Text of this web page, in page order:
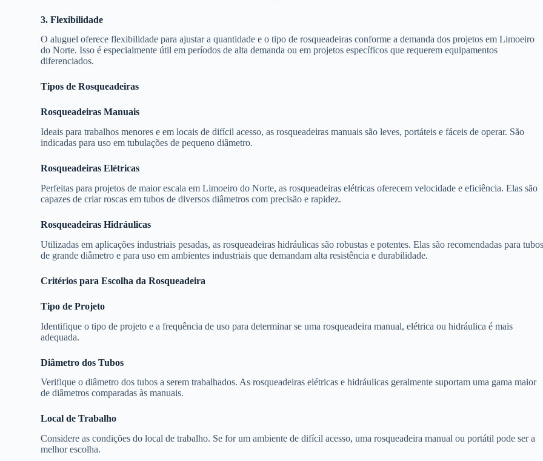
3. Flexibilidade
O aluguel oferece flexibilidade para ajustar a quantidade e o tipo de rosqueadeiras conforme a demanda dos projetos em Limoeiro
do Norte. Isso é especialmente útil em períodos de alta demanda ou em projetos específicos que requerem equipamentos
diferenciados.
Tipos de Rosqueadeiras
Rosqueadeiras Manuais
Ideais para trabalhos menores e em locais de difícil acesso, as rosqueadeiras manuais são leves, portáteis e fáceis de operar. São
indicadas para uso em tubulações de pequeno diâmetro.
Rosqueadeiras Elétricas
Perfeitas para projetos de maior escala em Limoeiro do Norte, as rosqueadeiras elétricas oferecem velocidade e eficiência. Elas são
capazes de criar roscas em tubos de diversos diâmetros com precisão e rapidez.
Rosqueadeiras Hidráulicas
Utilizadas em aplicações industriais pesadas, as rosqueadeiras hidráulicas são robustas e potentes. Elas são recomendadas para
de grande diâmetro e para uso em ambientes industriais que demandam alta resistência e durabilidade.
Critérios para Escolha da Rosqueadeira
Tipo de Projeto
Identifique o tipo de projeto e a frequência de uso para determinar se uma rosqueadeira manual, elétrica ou hidráulica é mais
adequada.
Diâmetro dos Tubos
Verifique o diâmetro dos tubos a serem trabalhados. As rosqueadeiras elétricas e hidráulicas geralmente suportam uma gama maior
de diâmetros comparadas às manuais.
Local de Trabalho
Considere as condições do local de trabalho. Se for um ambiente de difícil acesso, uma rosqueadeira manual ou portátil pode ser a
melhor escolha.